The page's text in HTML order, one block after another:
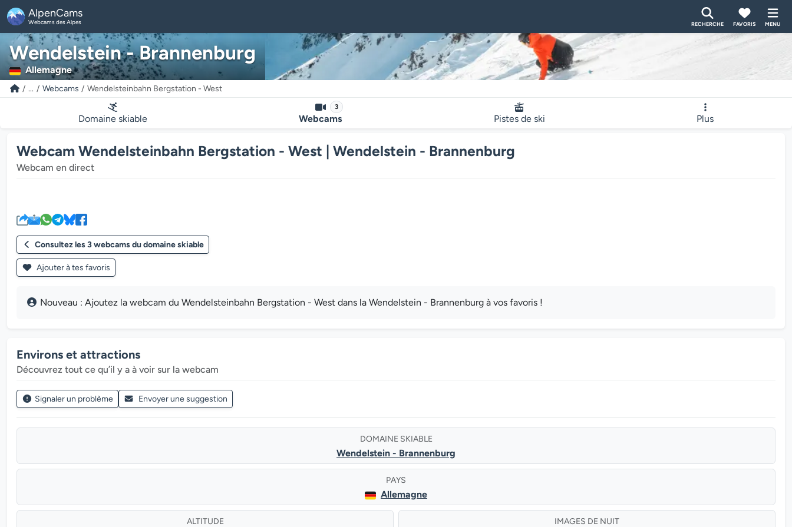
AlpenCams
Webcams des Alpes RECHERCHE FAVORIS MENU
Wendelstein - Brannenburg
Allemagne
... Webcams Wendelsteinbahn Bergstation - West
Domaine skiable
3
Webcams Pistes de ski Plus
Webcam Wendelsteinbahn Bergstation - West | Wendelstein - Brannenburg
Webcam en direct
Consultez les 3 webcams du domaine skiable
Ajouter à tes favoris
Nouveau : Ajoutez la webcam du Wendelsteinbahn Bergstation - West dans la Wendelstein - Brannenburg à vos favoris !
Environs et attractions
Découvrez tout ce qu’il y a à voir sur la webcam
Signaler un problème Envoyer une suggestion
DOMAINE SKIABLE
Wendelstein - Brannenburg
PAYS
Allemagne
ALTITUDE IMAGES DE NUIT